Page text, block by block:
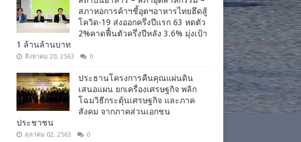
สภาหอการค้าฯชี้อุตฯอาหารไทยฮึดสู้
โควิด-19 ส่งออกครึ่งปีแรก 63 หดตัว
2%คาดฟื้นตัวครึ่งปีหลัง 3.6% มุ่งเป้า
1 ล้านล้านบาท
สิงหาคม 20, 2563 0
ประธานโครงการคืนคุณแผ่นดิน
เสนอแผน ยกเครื่องเศรษฐกิจ พลิก
โฉมวิธีกระตุ้นเศรษฐกิจ และภาค
สังคม จากภาคส่วนเอกชน
ประชาชน
ตุลาคม 02, 2563 0